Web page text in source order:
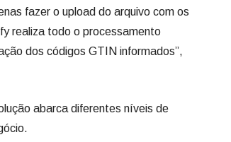
fazer o upload do arquivo com os
realiza todo o processamento
dos códigos GTIN informados”,
abarca diferentes níveis de